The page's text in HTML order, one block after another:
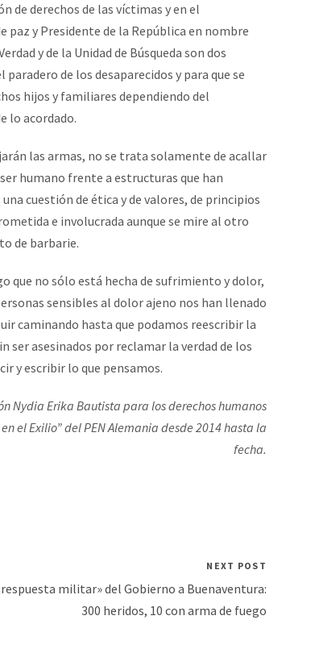
de derechos de las víctimas y en el
y Presidente de la República en nombre
y de la Unidad de Búsqueda son dos
de los desaparecidos y para que se
hijos y familiares dependiendo del
lo acordado.
las armas, no se trata solamente de acallar
humano frente a estructuras que han
cuestión de ética y de valores, de principios
e involucrada aunque se mire al otro
de barbarie.
que no sólo está hecha de sufrimiento y dolor,
sensibles al dolor ajeno nos han llenado
caminando hasta que podamos reescribir la
asesinados por reclamar la verdad de los
y escribir lo que pensamos.
Nydia Erika Bautista para los derechos humanos
el Exilio” del PEN Alemania desde 2014 hasta la
fecha.
NEXT POST
militar» del Gobierno a Buenaventura:
300 heridos, 10 con arma de fuego